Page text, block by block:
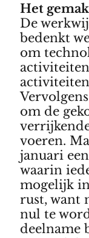
Het
De
bedenkt
om
om de
voeren.
januari
waarin
mogelijk
rust, want
nul te
deelname